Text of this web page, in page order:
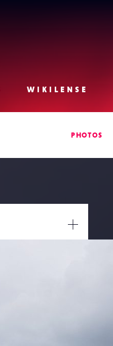
WIKILENSE
PHOTOS
/